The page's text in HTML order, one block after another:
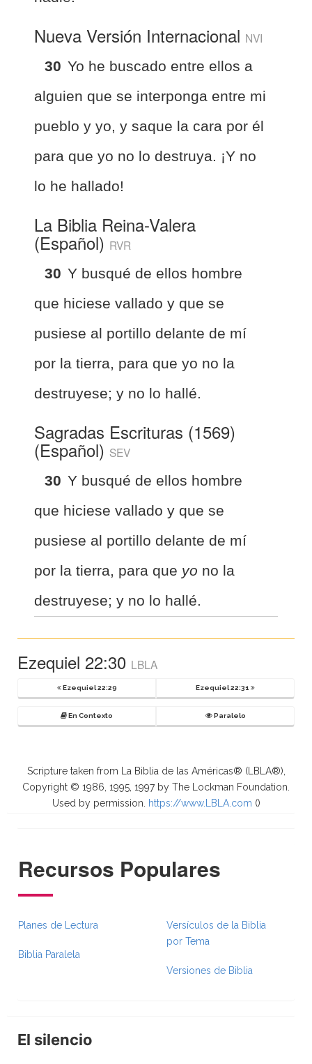
Nueva Versión Internacional NVI
30 Yo he buscado entre ellos a
alguien que se interponga entre mi
pueblo y yo, y saque la cara por él
para que yo no lo destruya. ¡Y no
lo he hallado!
La Biblia Reina-Valera
(Español) RVR
30 Y busqué de ellos hombre
que hiciese vallado y que se
pusiese al portillo delante de mí
por la tierra, para que yo no la
destruyese; y no lo hallé.
Sagradas Escrituras (1569)
(Español) SEV
30 Y busqué de ellos hombre
que hiciese vallado y que se
pusiese al portillo delante de mí
por la tierra, para que yo no la
destruyese; y no lo hallé.
Ezequiel 22:30 LBLA
Ezequiel 22:29 Ezequiel 22:31
En Contexto Paralelo
Scripture taken from La Biblia de las Américas® (LBLA®),
Copyright © 1986, 1995, 1997 by The Lockman Foundation.
Used by permission.
https://www.LBLA.com ()
Recursos Populares
Planes de Lectura
Biblia Paralela
Versículos de la Biblia
por Tema
Versiones de Biblia
El silencio